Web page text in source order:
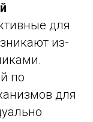
для
из-
по
для